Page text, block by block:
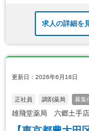
求人の詳細を
更新日：2026年6月18日
正社員 調剤薬局 募集
雄飛堂薬局 六郷土手